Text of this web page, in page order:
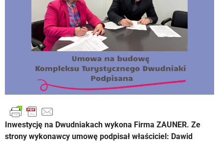
Inwestycję na Dwudniakach wykona Firma ZAUNER. Ze
strony wykonawcy umowę podpisał właściciel: Dawid